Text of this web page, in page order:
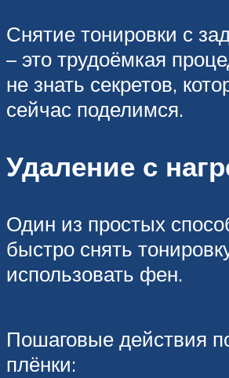
Снятие тонировки с
– это трудоёмкая
не знать секретов,
сейчас поделимся.
Удаление с
Один из простых
быстро снять
использовать фен.
Пошаговые действия
плёнки: